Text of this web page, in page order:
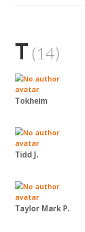
T (14)
Tokheim
Tidd J.
Taylor Mark P.